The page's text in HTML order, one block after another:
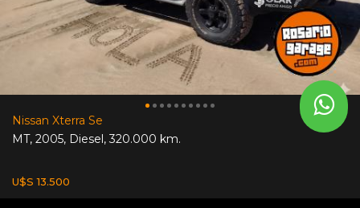
Nissan Xterra Se
MT, 2005, Diesel,320.000 km.
U$S 13.500